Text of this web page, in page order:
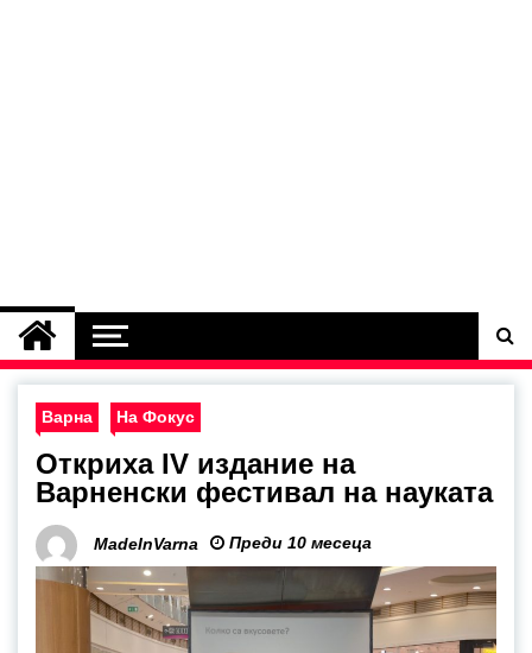
Варна На Фокус
Откриха ІV издание на
Варненски фестивал на науката
MadeInVarna Преди 10 месеца